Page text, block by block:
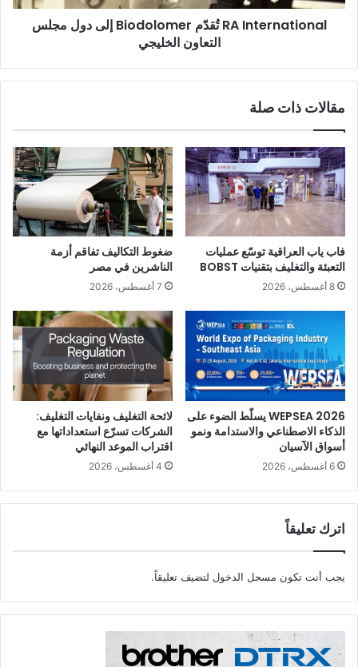
وتُعزز هذه البيئة المُنسقة فرص العارضين في إبرام صفقات تجارية
فورية وشراكات استراتيجية طويلة الأمد، مما يجعل المشاركة
المواعيد:من 10 صباحًا حتى 6 مساءً (جميع الأيام).
الإمارات العربية المتحدة اللافتات
طباعة بتنسيق كبير طباعة رقمية فعاليات
معرض SGI دبي
الخليجي
RA International تُقدّم Biodolomer إلى دول مجلس
التعاون الخليجي
مقالات ذات صلة
فاب ياب العراقية توسّع عمليات
التعبئة والتغليف بتقنيات BOBST
8 أغسطس، 2026
ضغوط التكاليف تفاقم أزمة
الناشرين في مصر
7 أغسطس، 2026
WEPSEA 2026 يسلّط الضوء على
الذكاء الاصطناعي والاستدامة ونمو
أسواق الآسيان
6 أغسطس، 2026
لائحة التغليف ونفايات التغليف:
الشركات تسرّع استعداداتها مع
اقتراب الموعد النهائي
4 أغسطس، 2026
اترك تعليقاً
يجب أنت تكون مسجل الدخول لتضيف تعليقاً.